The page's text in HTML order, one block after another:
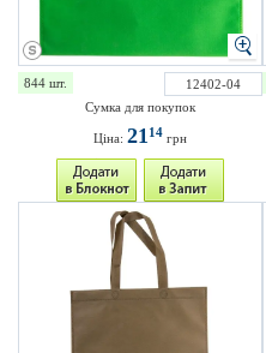
844 шт.
12402-04
Сумка для покупок
Ціна: 2114 грн